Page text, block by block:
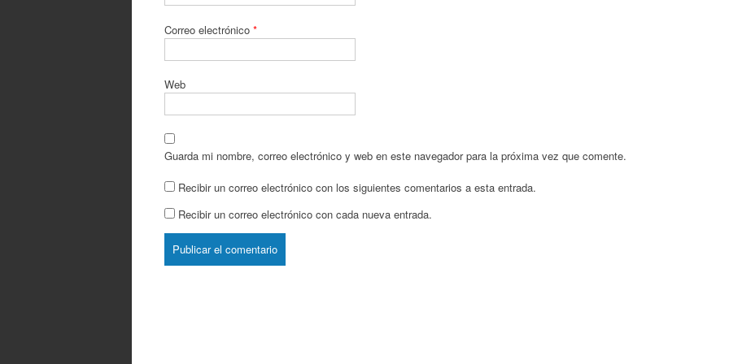
Correo electrónico *
Web
Guarda mi nombre, correo electrónico y web en este navegador para la próxima vez que comente.
Recibir un correo electrónico con los siguientes comentarios a esta entrada.
Recibir un correo electrónico con cada nueva entrada.